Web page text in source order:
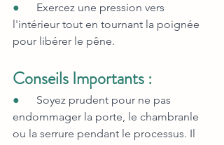
● Exercez une pression vers
l'intérieur tout en tournant la poignée
pour libérer le pêne.
Conseils Importants :
● Soyez prudent pour ne pas
endommager la porte, le chambranle
ou la serrure pendant le processus. Il